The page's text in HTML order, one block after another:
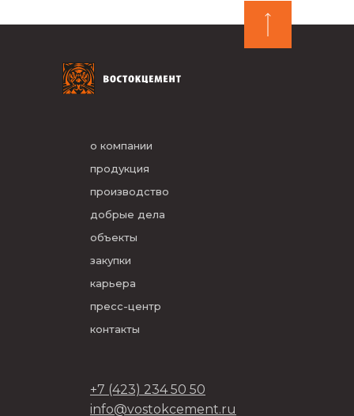
о компании
продукция
производство
добрые дела
объекты
закупки
карьера
пресс-центр
контакты
+7 (423) 234 50 50
info@vostokcement.ru